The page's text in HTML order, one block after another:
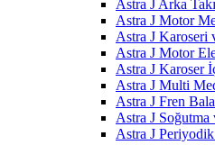
Astra J Arka
Astra J Motor
Astra J Karoseri
Astra J Motor
Astra J Karoser
Astra J Multi
Astra J Fren
Astra J Soğutma
Astra J